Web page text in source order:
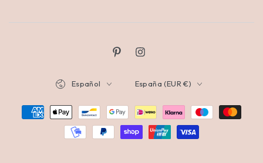
Español España (EUR €)